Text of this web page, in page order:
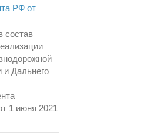
РФ от
состав
и Дальнего
1 июня 2021